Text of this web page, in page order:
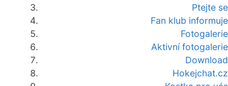
Ptejte se
Fan klub informuje
Fotogalerie
Aktivní fotogalerie
Download
Hokejchat.cz